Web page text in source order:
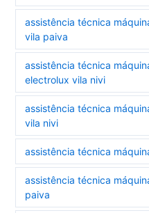
assistência técnica
vila paiva
assistência técnica
electrolux vila nivi
assistência técnica
vila nivi
assistência técnica
assistência técnica
paiva